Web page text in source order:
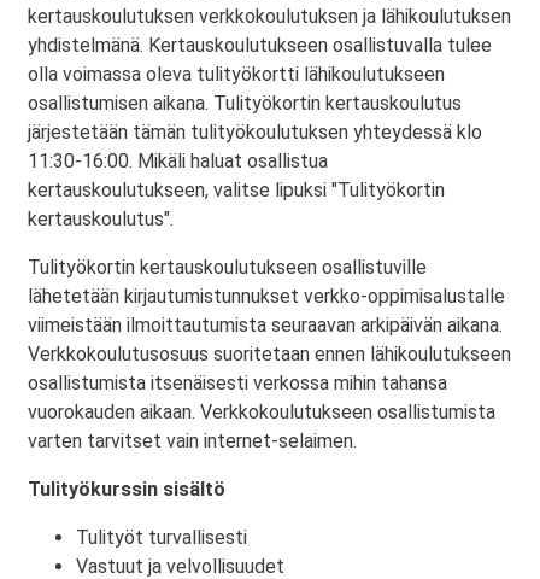
kertauskoulutuksen verkkokoulutuksen ja lähikoulutuksen
yhdistelmänä. Kertauskoulutukseen osallistuvalla tulee
olla voimassa oleva tulityökortti lähikoulutukseen
osallistumisen aikana. Tulityökortin kertauskoulutus
järjestetään tämän tulityökoulutuksen yhteydessä klo
11:30-16:00. Mikäli haluat osallistua
kertauskoulutukseen, valitse lipuksi "Tulityökortin
kertauskoulutus".
Tulityökortin kertauskoulutukseen osallistuville
lähetetään kirjautumistunnukset verkko-oppimisalustalle
viimeistään ilmoittautumista seuraavan arkipäivän aikana.
Verkkokoulutusosuus suoritetaan ennen lähikoulutukseen
osallistumista itsenäisesti verkossa mihin tahansa
vuorokauden aikaan. Verkkokoulutukseen osallistumista
varten tarvitset vain internet-selaimen.
Tulityökurssin sisältö
Tulityöt turvallisesti
Vastuut ja velvollisuudet